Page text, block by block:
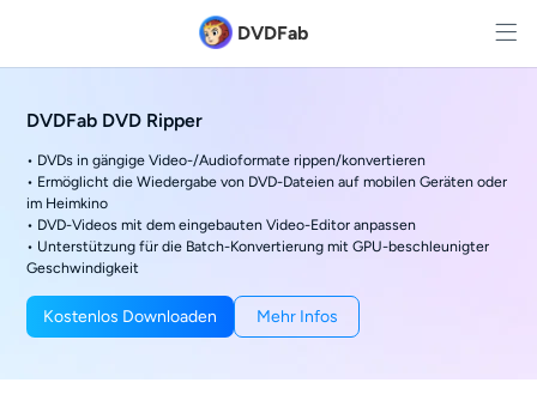
DVDFab
DVDFab DVD Ripper
• DVDs in gängige Video-/Audioformate rippen/konvertieren
• Ermöglicht die Wiedergabe von DVD-Dateien auf mobilen Geräten oder
im Heimkino
• DVD-Videos mit dem eingebauten Video-Editor anpassen
• Unterstützung für die Batch-Konvertierung mit GPU-beschleunigter
Geschwindigkeit
Kostenlos Downloaden Mehr Infos